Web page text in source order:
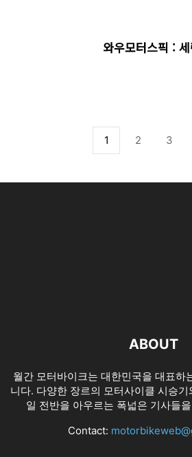
와우모터스픽 :
1 2 3
ABOUT
월간 모터바이크는 대한민국을 대표하
니다. 다양한 장르의 모터사이클 시승
일 전반을 아우르는 폭넓은 기사들
Contact: